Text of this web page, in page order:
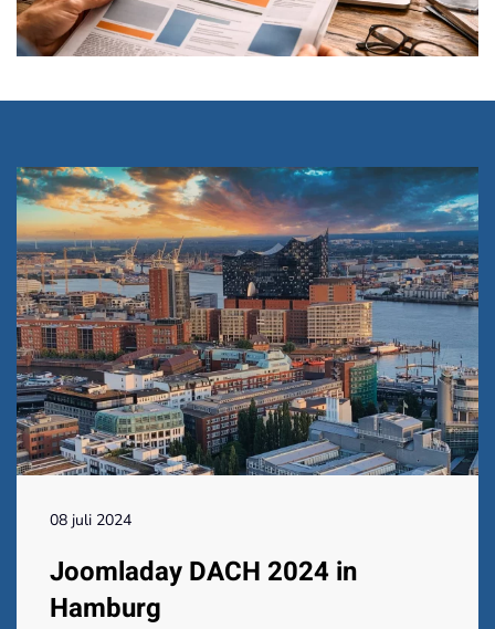
08 juli 2024
Joomladay DACH 2024 in
Hamburg